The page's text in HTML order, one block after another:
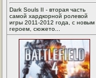
Dark Souls II - вторая часть
самой хардкорной ролевой
игры 2011-2012 года, с новым
героем, сюжето...